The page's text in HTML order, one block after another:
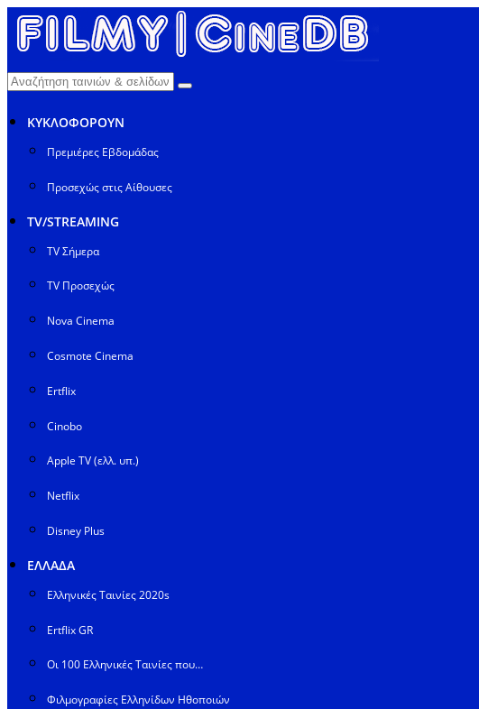
ΚΥΚΛΟΦΟΡΟΥΝ
Πρεμιέρες Εβδομάδας
Προσεχώς στις Αίθουσες
TV/STREAMING
TV Σήμερα
TV Προσεχώς
Nova Cinema
Cosmote Cinema
Ertflix
Cinobo
Apple TV (ελλ. υπ.)
Netflix
Disney Plus
ΕΛΛΑΔΑ
Ελληνικές Ταινίες 2020s
Ertflix GR
Οι 100 Ελληνικές Ταινίες που…
Φιλμογραφίες Ελληνίδων Ηθοποιών